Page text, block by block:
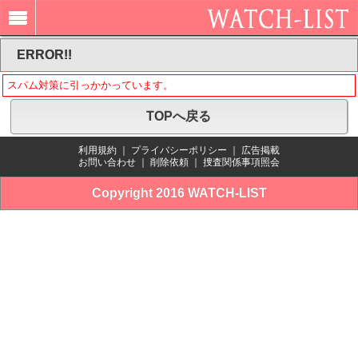
ERROR!!
スパム対策に引っかかっています。
TOPへ戻る
利用規約 プライバシーポリシー
広告掲載
お問い合わせ
削除依頼 捜査関係事項照会
Copyright 2016 WATCH-LIST